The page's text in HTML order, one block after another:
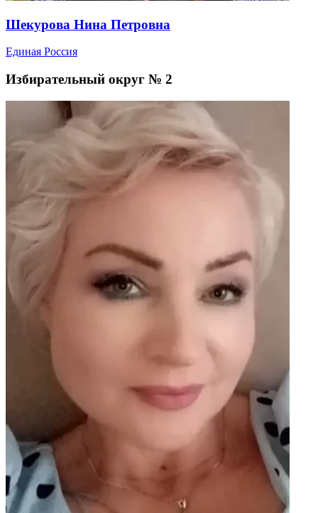
Шекурова Нина Петровна
Единая Россия
Избирательный округ № 2